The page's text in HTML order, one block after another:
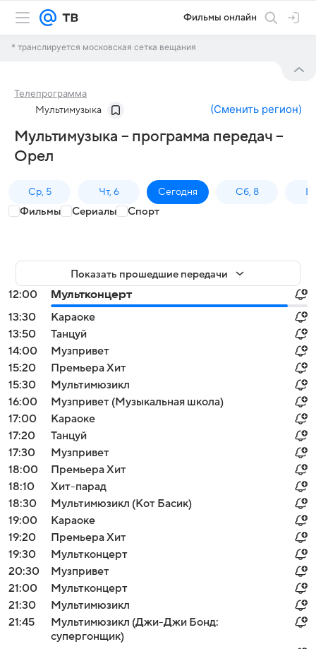
Фильмы онлайн
* транслируется московская сетка вещания
Телепрограмма
Мультимузыка (Сменить регион)
Мультимузыка – программа передач –
Орел
Ср, 5 Чт, 6 Сегодня Сб, 8
Фильмы Сериалы Спорт
Показать прошедшие передачи
12:00
Мультконцерт
13:30
Караоке
13:50
Танцуй
14:00
Музпривет
15:20
Премьера Хит
15:30
Мультимюзикл
16:00
Музпривет (Музыкальная школа)
17:00
Караоке
17:20
Танцуй
17:30
Музпривет
18:00
Премьера Хит
18:10
Хит-парад
18:30
Мультимюзикл (Кот Басик)
19:00
Караоке
19:20
Премьера Хит
19:30
Мультконцерт
20:30
Музпривет
21:00
Мультконцерт
21:30
Мультимюзикл
21:45
Мультимюзикл (Джи-Джи Бонд:
супергонщик)